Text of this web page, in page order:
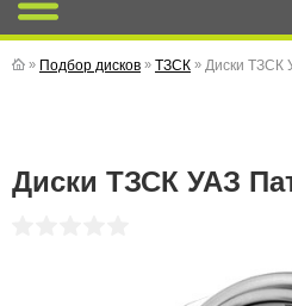
» Подбор дисков » ТЗСК » Диски ТЗСК
Диски ТЗСК УАЗ